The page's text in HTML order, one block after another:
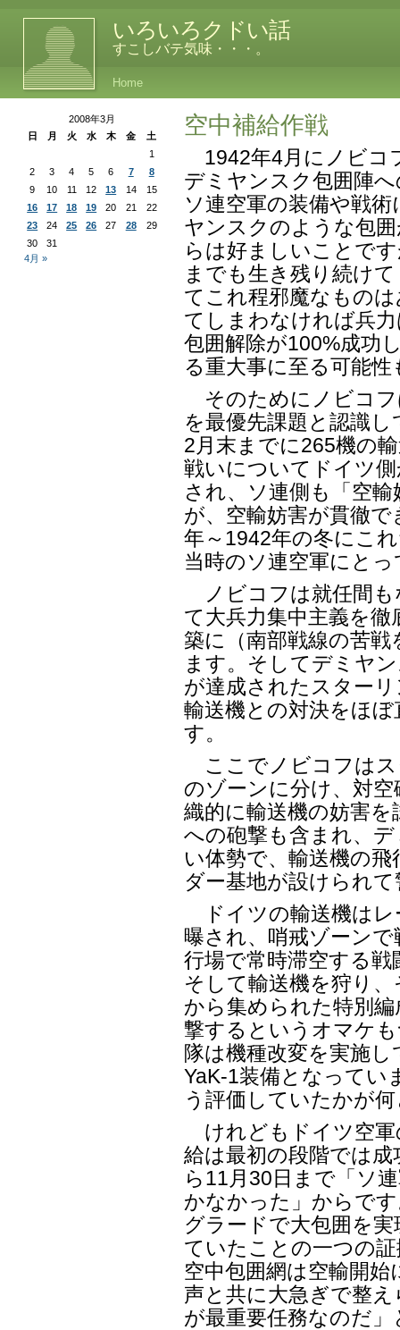
いろいろクドい話
すこしバテ気味・・・。
Home
空中補給作戦
1942年4月にノビコ
デミヤンスク包囲陣
ソ連空軍の装備や戦
ヤンスクのような包
らは好ましいことで
までも生き残り続け
てこれ程邪魔なもの
てしまわなければ兵
包囲解除が100%成功
る重大事に至る可能
そのためにノビコフ
を最優先課題と認識
2月末までに265機の
戦いについてドイツ
され、ソ連側も「空
が、空輸妨害が貫徹
年～1942年の冬にこ
当時のソ連空軍にと
ノビコフは就任間も
て大兵力集中主義を
築に（南部戦線の苦
ます。そしてデミヤ
が達成されたスター
輸送機との対決をほ
す。
ここでノビコフはス
のゾーンに分け、対
織的に輸送機の妨害
への砲撃も含まれ、
い体勢で、輸送機の
ダー基地が設けられ
ドイツの輸送機はレ
曝され、哨戒ゾーン
行場で常時滞空する
そして輸送機を狩り
から集められた特別
撃するというオマケ
隊は機種改変を実施
YaK-1装備となってい
う評価していたかが
けれどもドイツ空軍
給は最初の段階では
ら11月30日まで「ソ
かなかった」からで
グラードで大包囲を
ていたことの一つの
空中包囲網は空輸開
声と共に大急ぎで整
が最重要任務なのだ」
2008年3月
日
月 火 水 木 金
土
1
2
3 4 5 6 7
8
9
10 11 12 13 14
15
16
17 18 19 20 21
22
23
24 25 26 27 28
29
30
31
4月 »